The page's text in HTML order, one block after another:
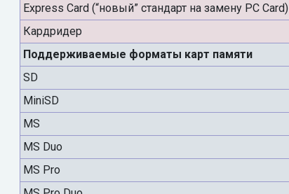
Express Card (“новый” стандарт на замену PC Card)
Кардридер
Поддерживаемые форматы карт памяти
SD
MiniSD
MS
MS Duo
MS Pro